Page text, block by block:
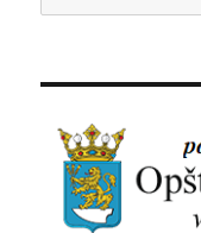
for: